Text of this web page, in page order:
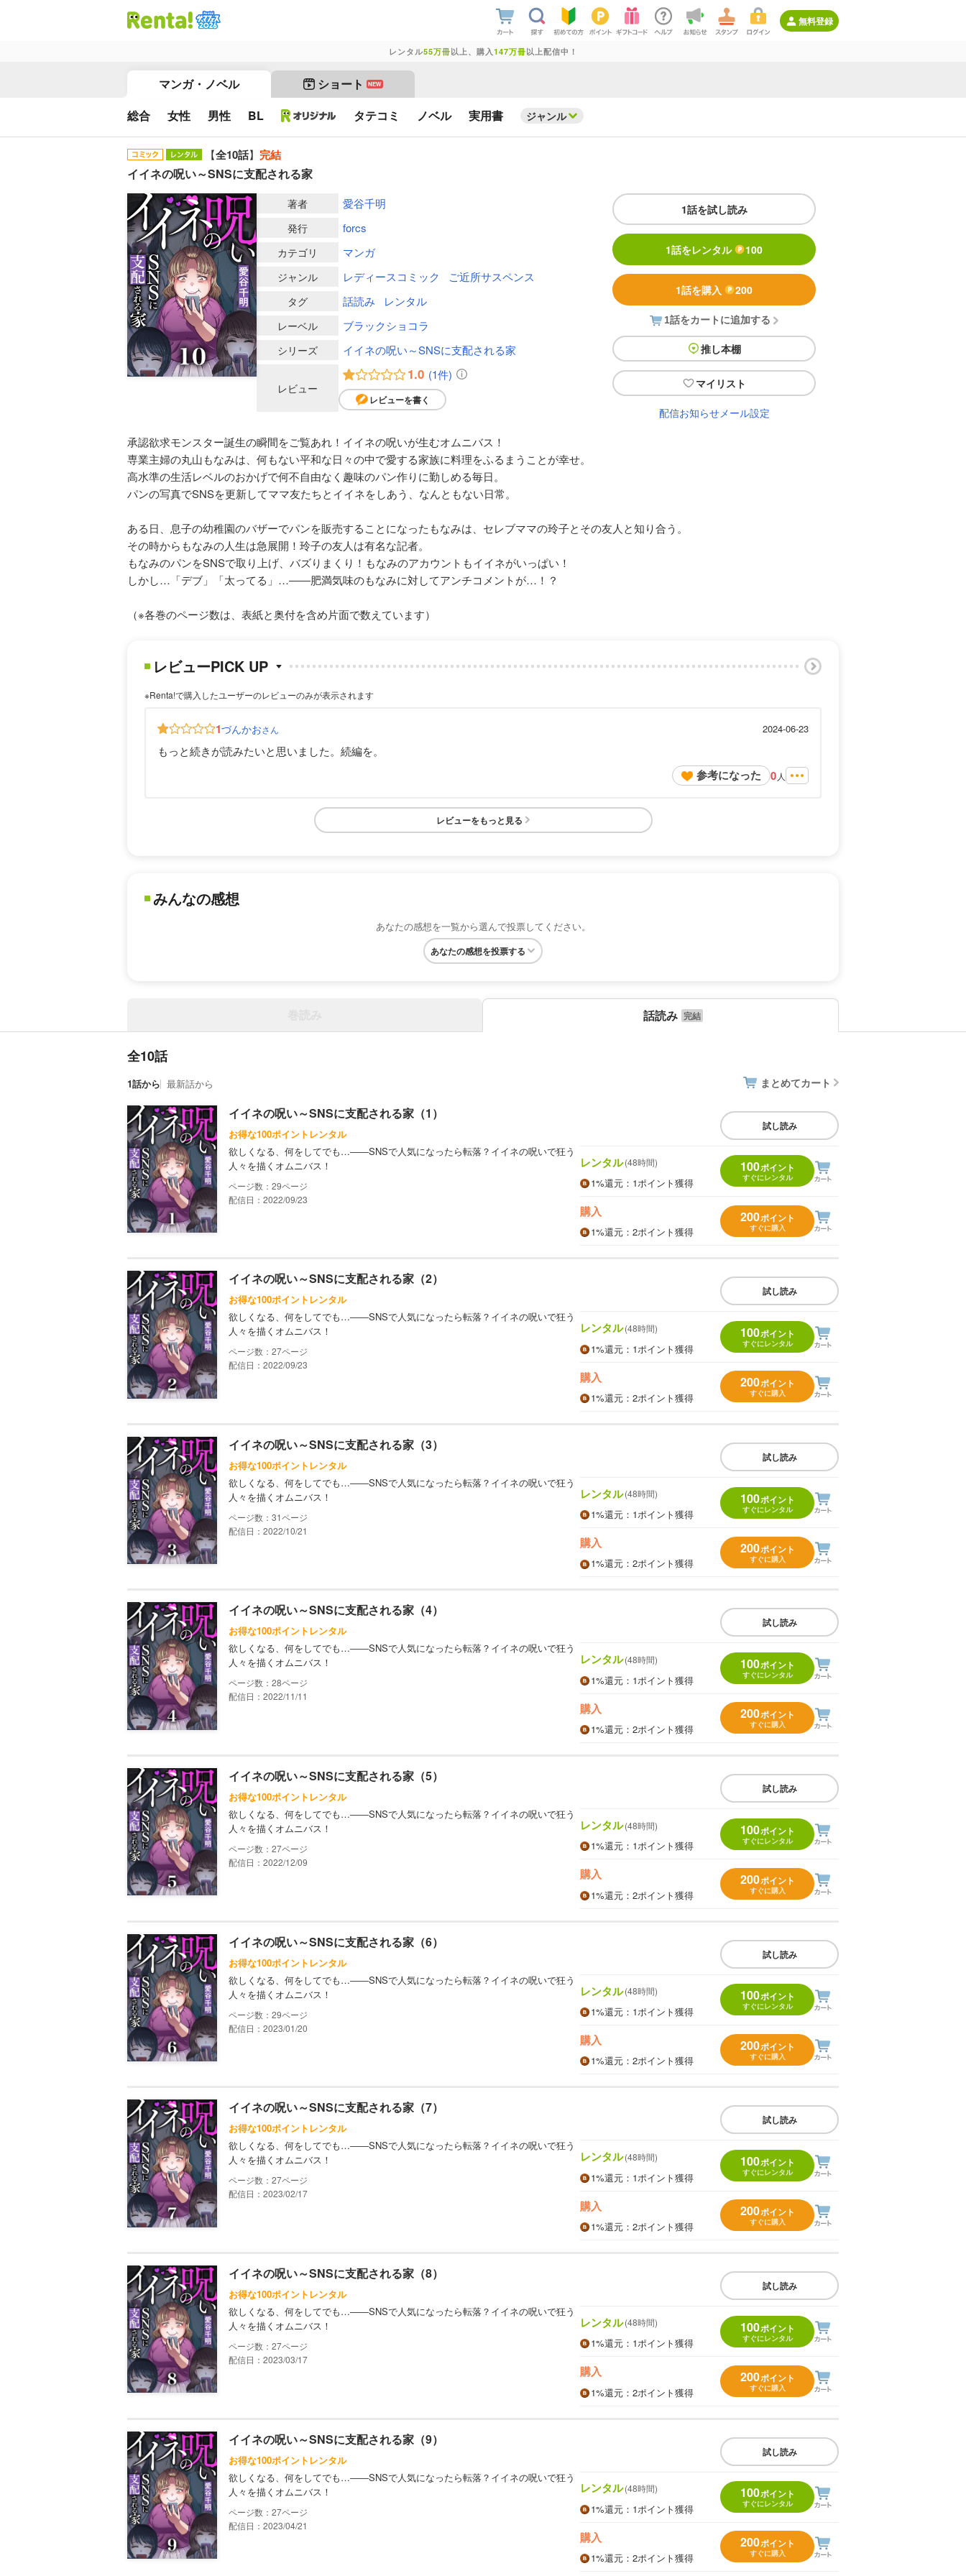
無料登録
レンタル55万冊以上、購入 147万冊以上配信中！
マンガ・ノベル ショート NEW
総合 女性 男性 BL タテコミ ノベル 実用書 ジャンル
【全10話】 完結
イイネの呪い～SNSに支配される家
1話を試し読み
1話をレンタル 100
1話を購入 200
1話をカートに追加する
推し本棚
マイリスト
配信お知らせメール設定
著者 愛谷千明
発行 forcs
カテゴリ マンガ
ジャンル レディースコミック ご近所サスペンス
タグ 話読み レンタル
レーベル ブラックショコラ
シリーズ イイネの呪い～SNSに支配される家
レビュー
1.0 (1件)
レビューを書く
承認欲求モンスター誕生の瞬間をご覧あれ！イイネの呪いが生むオムニバス！
専業主婦の丸山もなみは、何もない平和な日々の中で愛する家族に料理をふるまうことが幸せ。
高水準の生活レベルのおかげで何不自由なく趣味のパン作りに勤しめる毎日。
パンの写真でSNSを更新してママ友たちとイイネをしあう、なんともない日常。
ある日、息子の幼稚園のバザーでパンを販売することになったもなみは、セレブママの玲子とその友人と知り合う。
その時からもなみの人生は急展開！玲子の友人は有名な記者。
もなみのパンをSNSで取り上げ、バズりまくり！もなみのアカウントもイイネがいっぱい！
しかし…「デブ」「太ってる」…――肥満気味のもなみに対してアンチコメントが…！？
（※各巻のページ数は、表紙と奥付を含め片面で数えています）
レビューPICK UP
※Renta!で購入したユーザーのレビューのみが表示されます
1づんかおさん 2024-06-23
もっと続きが読みたいと思いました。続編を。
参考になった 0 人
レビューをもっと見る
みんなの感想
あなたの感想を一覧から選んで投票してください。
あなたの感想を投票する
話読み
全10話
1話から 最新話から まとめてカート
イイネの呪い～SNSに支配される家（1）
お得な100ポイントレンタル
欲しくなる、何をしてでも…――SNSで人気になったら転落？イイネの呪いで狂う
人々を描くオムニバス！
29
配信日：2022/09/23
試し読み
レンタル(48時間)
1%還元 ：1ポイント獲得
100ポイント
すぐにレンタル
購入
1%還元 ：2ポイント獲得
200ポイント
すぐに購入
イイネの呪い～SNSに支配される家（2）
お得な100ポイントレンタル
欲しくなる、何をしてでも…――SNSで人気になったら転落？イイネの呪いで狂う
人々を描くオムニバス！
27
配信日：2022/09/23
試し読み
レンタル(48時間)
1%還元 ：1ポイント獲得
100ポイント
すぐにレンタル
購入
1%還元 ：2ポイント獲得
200ポイント
すぐに購入
イイネの呪い～SNSに支配される家（3）
お得な100ポイントレンタル
欲しくなる、何をしてでも…――SNSで人気になったら転落？イイネの呪いで狂う
人々を描くオムニバス！
31
配信日：2022/10/21
試し読み
レンタル(48時間)
1%還元 ：1ポイント獲得
100ポイント
すぐにレンタル
購入
1%還元 ：2ポイント獲得
200ポイント
すぐに購入
イイネの呪い～SNSに支配される家（4）
お得な100ポイントレンタル
欲しくなる、何をしてでも…――SNSで人気になったら転落？イイネの呪いで狂う
人々を描くオムニバス！
28
配信日：2022/11/11
試し読み
レンタル(48時間)
1%還元 ：1ポイント獲得
100ポイント
すぐにレンタル
購入
1%還元 ：2ポイント獲得
200ポイント
すぐに購入
イイネの呪い～SNSに支配される家（5）
お得な100ポイントレンタル
欲しくなる、何をしてでも…――SNSで人気になったら転落？イイネの呪いで狂う
人々を描くオムニバス！
27
配信日：2022/12/09
試し読み
レンタル(48時間)
1%還元 ：1ポイント獲得
100ポイント
すぐにレンタル
購入
1%還元 ：2ポイント獲得
200ポイント
すぐに購入
イイネの呪い～SNSに支配される家（6）
お得な100ポイントレンタル
欲しくなる、何をしてでも…――SNSで人気になったら転落？イイネの呪いで狂う
人々を描くオムニバス！
29
配信日：2023/01/20
試し読み
レンタル(48時間)
1%還元 ：1ポイント獲得
100ポイント
すぐにレンタル
購入
1%還元 ：2ポイント獲得
200ポイント
すぐに購入
イイネの呪い～SNSに支配される家（7）
お得な100ポイントレンタル
欲しくなる、何をしてでも…――SNSで人気になったら転落？イイネの呪いで狂う
人々を描くオムニバス！
27
配信日：2023/02/17
試し読み
レンタル(48時間)
1%還元 ：1ポイント獲得
100ポイント
すぐにレンタル
購入
1%還元 ：2ポイント獲得
200ポイント
すぐに購入
イイネの呪い～SNSに支配される家（8）
お得な100ポイントレンタル
欲しくなる、何をしてでも…――SNSで人気になったら転落？イイネの呪いで狂う
人々を描くオムニバス！
27
配信日：2023/03/17
試し読み
レンタル(48時間)
1%還元 ：1ポイント獲得
100ポイント
すぐにレンタル
購入
1%還元 ：2ポイント獲得
200ポイント
すぐに購入
イイネの呪い～SNSに支配される家（9）
お得な100ポイントレンタル
欲しくなる、何をしてでも…――SNSで人気になったら転落？イイネの呪いで狂う
人々を描くオムニバス！
27
配信日：2023/04/21
試し読み
レンタル(48時間)
1%還元 ：1ポイント獲得
100ポイント
すぐにレンタル
購入
1%還元 ：2ポイント獲得
200ポイント
すぐに購入